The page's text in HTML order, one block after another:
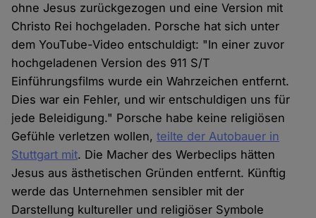
ohne Jesus zurückgezogen und eine Version mit
Christo Rei hochgeladen. Porsche hat sich unter
dem YouTube-Video entschuldigt: "In einer zuvor
hochgeladenen Version des 911 S/T
Einführungsfilms wurde ein Wahrzeichen entfernt.
Dies war ein Fehler, und wir entschuldigen uns für
jede Beleidigung." Porsche habe keine religiösen
Gefühle verletzen wollen,teilte der Autobauer in
Stuttgart mit. Die Macher des Werbeclips hätten
Jesus aus ästhetischen Gründen entfernt. Künftig
werde das Unternehmen sensibler mit der
Darstellung kultureller und religiöser Symbole